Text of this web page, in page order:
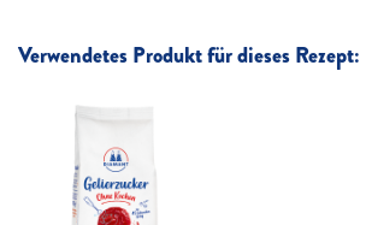
Verwendetes Produkt für dieses Rezept: